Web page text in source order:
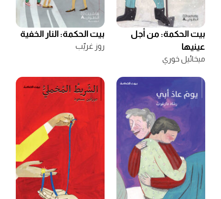
بيت الحكمة: من أجل
عينيها
ميخائيل خوري
بيت الحكمة: النار الخفية
روز غريّب